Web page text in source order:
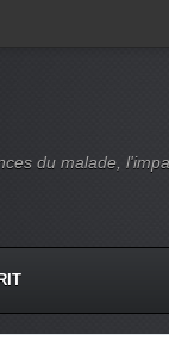
du malade,